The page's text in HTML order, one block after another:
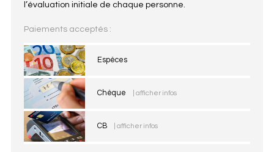
l’évaluation initiale de chaque personne.
Paiements acceptés :
Espèces
Chèque | afficher infos
CB | afficher infos